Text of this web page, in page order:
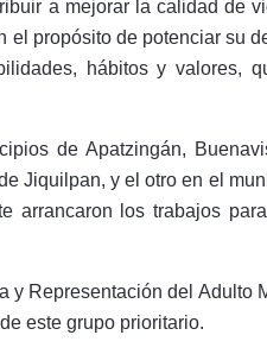
a mejorar la calidad de
propósito de potenciar su
hábitos y valores,
de Apatzingán,
Jiquilpan, y el otro en el
arrancaron los trabajos
Representación del
este grupo prioritario.